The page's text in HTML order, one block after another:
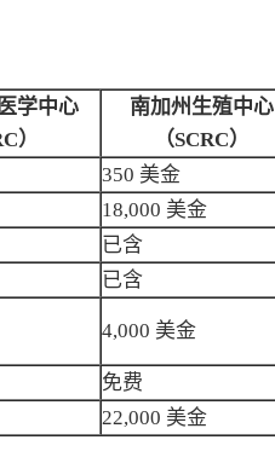
学中心
）
南加州生殖中心
（SCRC）
350 美金
18,000 美金
已含
已含
4,000 美金
免费
22,000 美金